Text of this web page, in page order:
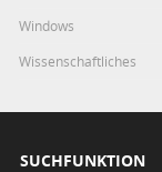
Windows
Wissenschaftliches
SUCHFUNKTION